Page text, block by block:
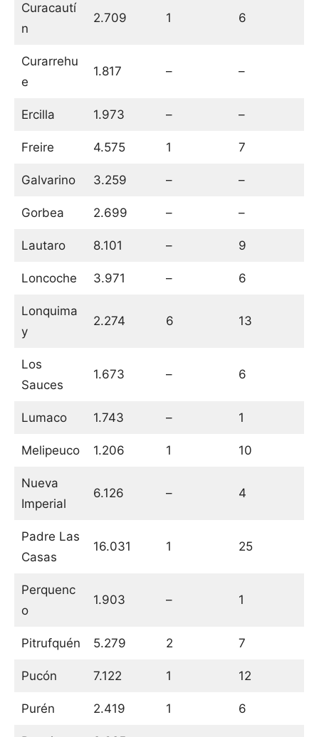
Curacautí
n
2.709 1 6
Curarrehu
e
1.817 – –
Ercilla 1.973 – –
Freire 4.575 1 7
Galvarino 3.259 – –
Gorbea 2.699 – –
Lautaro 8.101 – 9
Loncoche 3.971 – 6
Lonquima
y
2.274 6 13
Los
Sauces
1.673 – 6
Lumaco 1.743 – 1
Melipeuco 1.206 1 10
Nueva
Imperial
6.126 – 4
Padre Las
Casas
16.031 1 25
Perquenc
o
1.903 – 1
Pitrufquén 5.279 2 7
Pucón 7.122 1 12
Purén 2.419 1 6